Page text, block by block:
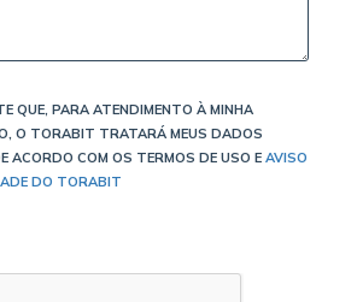
QUE, PARA ATENDIMENTO À MINHA
O TORABIT TRATARÁ MEUS DADOS
ACORDO COM OS TERMOS DE USO E AVISO
DO TORABIT